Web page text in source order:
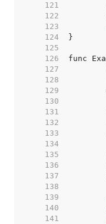
   121
   122
   123
   124
   125
   126
   127
   128
   129
   130
   131
   132
   133
   134
   135
   136
   137
   138
   139
   140
   141